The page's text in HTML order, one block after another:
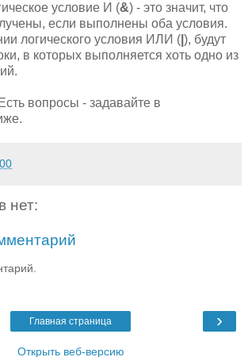
условие И (&) - это значит, что
если выполнены оба условия.
логического условия ИЛИ ( ), будут
в которых выполняется хоть одно из
вопросы - задавайте в
нет:
›
Главная страница
Открыть веб-версию